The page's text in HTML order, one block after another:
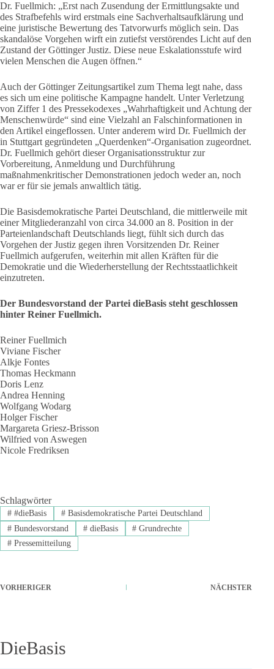
Dr. Fuellmich: „Erst nach Zusendung der Ermittlungsakte und
des Strafbefehls wird erstmals eine Sachverhaltsaufklärung und
eine juristische Bewertung des Tatvorwurfs möglich sein. Das
skandalöse Vorgehen wirft ein zutiefst verstörendes Licht auf den
Zustand der Göttinger Justiz. Diese neue Eskalationsstufe wird
vielen Menschen die Augen öffnen.“
Auch der Göttinger Zeitungsartikel zum Thema legt nahe, dass
es sich um eine politische Kampagne handelt. Unter Verletzung
von Ziffer 1 des Pressekodexes „Wahrhaftigkeit und Achtung der
Menschenwürde“ sind eine Vielzahl an Falschinformationen in
den Artikel eingeflossen. Unter anderem wird Dr. Fuellmich der
in Stuttgart gegründeten „Querdenken“-Organisation zugeordnet.
Dr. Fuellmich gehört dieser Organisationsstruktur zur
Vorbereitung, Anmeldung und Durchführung
maßnahmenkritischer Demonstrationen jedoch weder an, noch
war er für sie jemals anwaltlich tätig.
Die Basisdemokratische Partei Deutschland, die mittlerweile mit
einer Mitgliederanzahl von circa 34.000 an 8. Position in der
Parteienlandschaft Deutschlands liegt, fühlt sich durch das
Vorgehen der Justiz gegen ihren Vorsitzenden Dr. Reiner
Fuellmich aufgerufen, weiterhin mit allen Kräften für die
Demokratie und die Wiederherstellung der Rechtsstaatlichkeit
einzutreten.
Der Bundesvorstand der Partei dieBasis steht geschlossen
hinter Reiner Fuellmich.
Reiner Fuellmich
Viviane Fischer
Alkje Fontes
Thomas Heckmann
Doris Lenz
Andrea Henning
Wolfgang Wodarg
Holger Fischer
Margareta Griesz-Brisson
Wilfried von Aswegen
Nicole Fredriksen
Schlagwörter
##dieBasis #Basisdemokratische Partei Deutschland
#Bundesvorstand #dieBasis # Grundrechte
#Pressemitteilung
VORHERIGER NÄCHSTER
DieBasis